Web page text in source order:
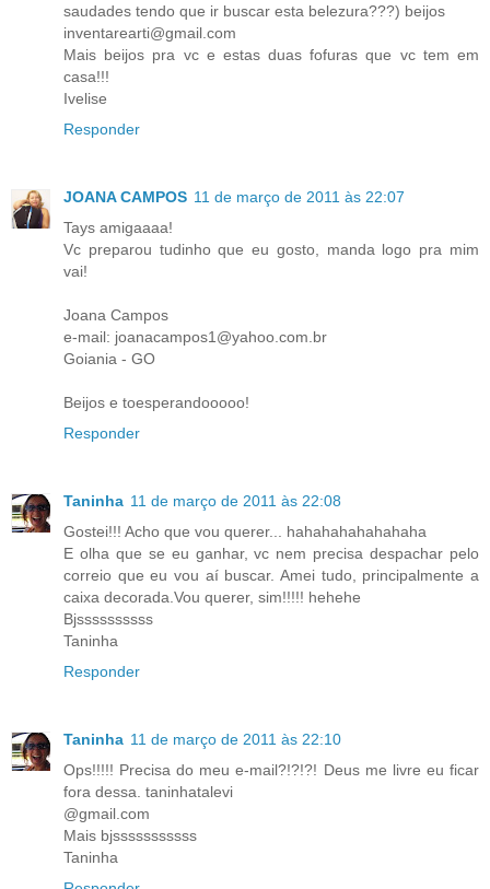
saudades tendo que ir buscar esta belezura???) beijos
inventarearti@gmail.com
Mais beijos pra vc e estas duas fofuras que vc tem em
casa!!!
Ivelise
Responder
JOANA CAMPOS 11 de março de 2011 às 22:07
Tays amigaaaa!
Vc preparou tudinho que eu gosto, manda logo pra mim
vai!
Joana Campos
e-mail: joanacampos1@yahoo.com.br
Goiania - GO
Beijos e toesperandooooo!
Responder
Taninha 11 de março de 2011 às 22:08
Gostei!!! Acho que vou querer... hahahahahahahaha
E olha que se eu ganhar, vc nem precisa despachar pelo
correio que eu vou aí buscar. Amei tudo, principalmente a
caixa decorada.Vou querer, sim!!!!! hehehe
Bjssssssssss
Taninha
Responder
Taninha 11 de março de 2011 às 22:10
Ops!!!!! Precisa do meu e-mail?!?!?! Deus me livre eu ficar
fora dessa. taninhatalevi
@gmail.com
Mais bjsssssssssss
Taninha